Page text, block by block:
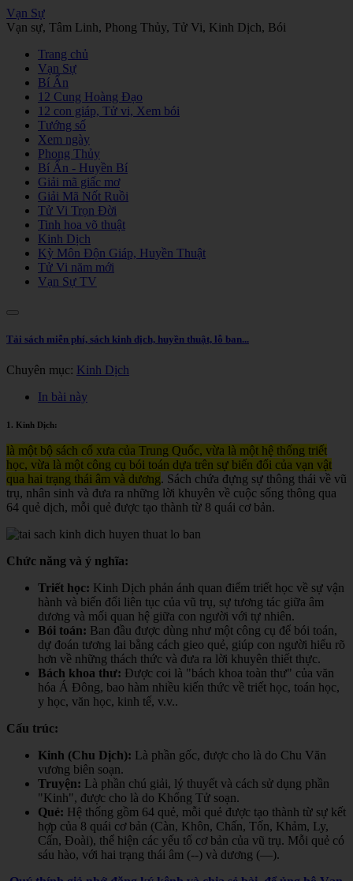
Vạn Sự
Vạn sự, Tâm Linh, Phong Thủy, Tử Vi, Kinh Dịch, Bói
Trang chủ
Vạn Sự
Bí Ẩn
12 Cung Hoàng Đạo
12 con giáp, Tử vi, Xem bói
Tướng số
Xem ngày
Phong Thủy
Bí Ẩn - Huyền Bí
Giải mã giấc mơ
Giải Mã Nốt Ruồi
Tử Vi Trọn Đời
Tinh hoa võ thuật
Kinh Dịch
Kỳ Môn Độn Giáp, Huyền Thuật
Tử Vi năm mới
Vạn Sự TV
Tải sách miễn phí, sách kinh dịch, huyền thuật, lỗ ban...
Chuyên mục: Kinh Dịch
In bài này
1. Kinh Dịch:
là một bộ sách cổ xưa của Trung Quốc, vừa là một hệ thống triết
học, vừa là một công cụ bói toán dựa trên sự biến đổi của vạn vật
qua hai trạng thái âm và dương. Sách chứa đựng sự thông thái về vũ
trụ, nhân sinh và đưa ra những lời khuyên về cuộc sống thông qua
64 quẻ dịch, mỗi quẻ được tạo thành từ 8 quái cơ bản.
Chức năng và ý nghĩa:
Triết học: Kinh Dịch phản ánh quan điểm triết học về sự vận
hành và biến đổi liên tục của vũ trụ, sự tương tác giữa âm
dương và mối quan hệ giữa con người với tự nhiên.
Bói toán: Ban đầu được dùng như một công cụ để bói toán,
dự đoán tương lai bằng cách gieo quẻ, giúp con người hiểu rõ
hơn về những thách thức và đưa ra lời khuyên thiết thực.
Bách khoa thư: Được coi là "bách khoa toàn thư" của văn
hóa Á Đông, bao hàm nhiều kiến thức về triết học, toán học,
y học, văn học, kinh tế, v.v..
Cấu trúc:
Kinh (Chu Dịch): Là phần gốc, được cho là do Chu Văn
vương biên soạn.
Truyện: Là phần chú giải, lý thuyết và cách sử dụng phần
"Kinh", được cho là do Khổng Tử soạn.
Quẻ: Hệ thống gồm 64 quẻ, mỗi quẻ được tạo thành từ sự kết
hợp của 8 quái cơ bản (Càn, Khôn, Chấn, Tốn, Khảm, Ly,
Cấn, Đoài), thể hiện các yếu tố cơ bản của vũ trụ. Mỗi quẻ có
sáu hào, với hai trạng thái âm (--) và dương (—).